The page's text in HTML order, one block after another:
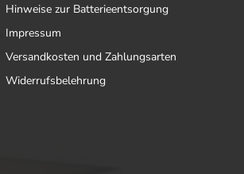
Hinweise zur Batterieentsorgung
Impressum
Versandkosten und Zahlungsarten
Widerrufsbelehrung